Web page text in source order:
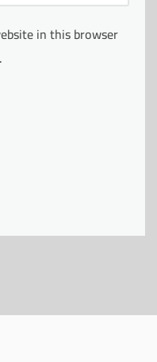
in this browser